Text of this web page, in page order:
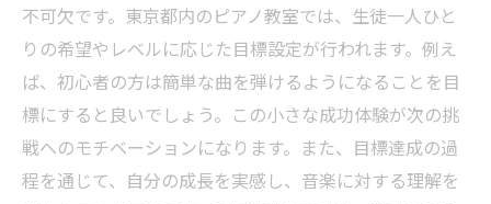
不可欠です。東京都内のピアノ教室では、生徒一人ひと
りの希望やレベルに応じた目標設定が行われます。例え
ば、初心者の方は簡単な曲を弾けるようになることを目
標にすると良いでしょう。この小さな成功体験が次の挑
戦へのモチベーションになります。また、目標達成の過
程を通じて、自分の成長を実感し、音楽に対する理解を